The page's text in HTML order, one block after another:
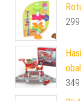
299
349